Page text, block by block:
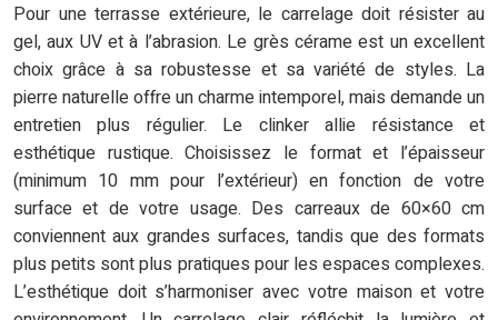
Pour une terrasse extérieure, le carrelage doit résister au
gel, aux UV et à l’abrasion. Le grès cérame est un excellent
choix grâce à sa robustesse et sa variété de styles. La
pierre naturelle offre un charme intemporel, mais demande un
entretien plus régulier. Le clinker allie résistance et
esthétique rustique. Choisissez le format et l’épaisseur
(minimum 10 mm pour l’extérieur) en fonction de votre
surface et de votre usage. Des carreaux de 60×60 cm
conviennent aux grandes surfaces, tandis que des formats
plus petits sont plus pratiques pour les espaces complexes.
L’esthétique doit s’harmoniser avec votre maison et votre